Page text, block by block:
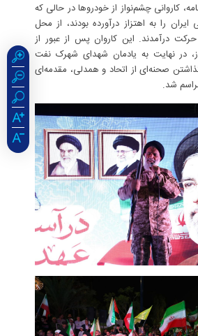
کاروانی چشم‌نواز از خودروها در حالی که
را به اهتزاز درآورده بودند، از محل
حرکت درآمدند. این کاروان پس از عبور از
در نهایت به یادمان شهدای شهرک نفت
صحنه‌ای از اتحاد و همدلی، مقدمه‌ای
شد.